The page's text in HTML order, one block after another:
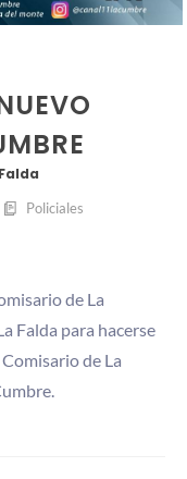
Policiales
de La
Falda para hacerse
de La